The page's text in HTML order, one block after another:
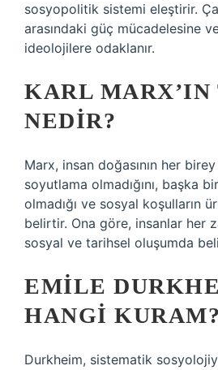
sosyopolitik sistemi eleştirir.
arasındaki güç mücadelesine
ideolojilere odaklanır.
KARL MARX’IN
NEDIR?
Marx, insan doğasının her
soyutlama olmadığını, başka
olmadığı ve sosyal koşulların
belirtir. Ona göre, insanlar her
sosyal ve tarihsel oluşumda
EMILE
HANGI KURAM?
Durkheim, sistematik